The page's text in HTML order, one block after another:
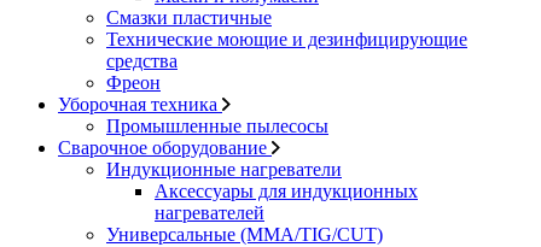
Смазки пластичные
Технические моющие и дезинфицирующие
средства
Фреон
Уборочная техника
Промышленные пылесосы
Сварочное оборудование
Индукционные нагреватели
Аксессуары для индукционных
нагревателей
Универсальные (MMA/TIG/CUT)